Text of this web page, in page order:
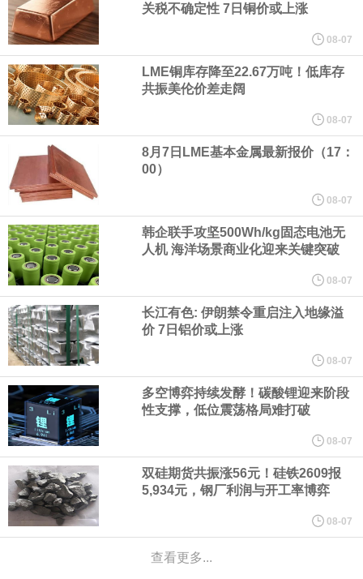
经过多年研发创新和技术积累，公司逐步形成了包括一体化关节集
成技术、高紧凑度机器人身体集成技术、机器人激光雷达全自研核
心技术等多项已商业化应用的核心技术并已应用于公司的高性能通
用人形机器人、四足机器人等产品。
美国总统特朗普6日否认他对国防部长赫格塞思不满，称对赫格塞思
所做的工作“非常满意”。特朗普在社交媒体上发帖称，一些媒体有关
他与赫格塞思就弹药短缺问题发生冲突的报道是“完全没有根据的谣
言”，他对赫格塞思所做的工作“非常满意”。
纽约期银突破64美元/盎司，日内涨3.91%。
据报道，威刚近日在法说会上表示，在需求增加、价格走高及货源
稳定的三大有利因素带动下，预期第3季度营运将优于第2季度，并
进一步扩大全年营运成果。
美国国会预算办公室（CBO）于当地时间5日发布报告称，美国海军
计划建造的15艘核动力“特朗普级”（Trump-class）战列舰，从研发
关税不确定性 7日铜价或上涨
08-07
LME铜库存降至22.67万吨！低库存
共振美伦价差走阔
08-07
8月7日LME基本金属最新报价（17：
00）
08-07
韩企联手攻坚500Wh/kg固态电池无
人机 海洋场景商业化迎来关键突破
08-07
长江有色: 伊朗禁令重启注入地缘溢
价 7日铝价或上涨
08-07
多空博弈持续发酵！碳酸锂迎来阶段
性支撑，低位震荡格局难打破
08-07
双硅期货共振涨56元！硅铁2609报
5,934元，钢厂利润与开工率博弈
08-07
查看更多...